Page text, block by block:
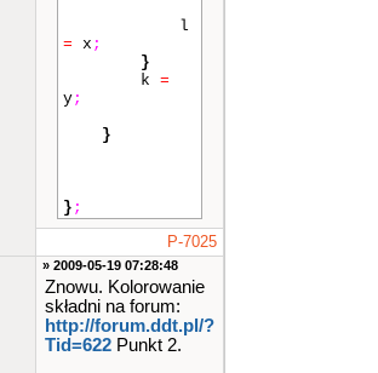
l
= x ;
}
k =
y;
}
} ;
P-7025
» 2009-05-19 07:28:48
Znowu. Kolorowanie
składni na forum:
http://forum.ddt.pl/?
Tid=622 Punkt 2.